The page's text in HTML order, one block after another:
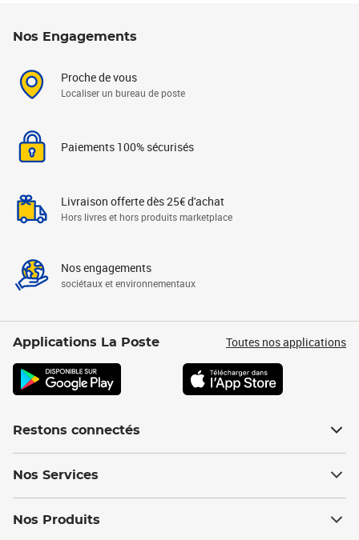
Nos Engagements
Proche de vous
Localiser un bureau de poste
Paiements 100% sécurisés
Livraison offerte dès 25€ d'achat
Hors livres et hors produits marketplace
Nos engagements
sociétaux et environnementaux
Applications La Poste Toutes nos applications
Restons connectés
Nos Services
Nos Produits